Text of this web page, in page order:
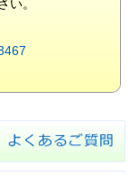
い。